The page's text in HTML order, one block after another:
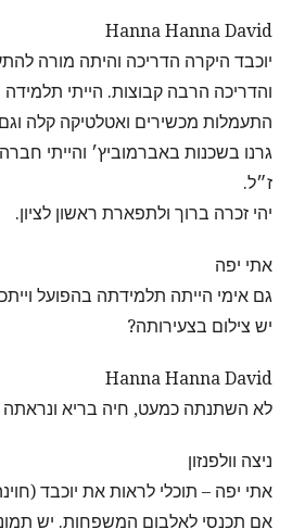
Hanna Hanna David
יוכבד היקרה הדריכה והיתה מורה
והדריכה הרבה קבוצות. הייתי
התעמלות מכשירים ואטלטיקה קלה
גרנו בשכנות באברמוביץ׳ והייתי
ז״ל.
יהי זכרה ברוך ולתפארת ראשון לציון.
אתי יפה
גם אימי הייתה תלמידתה בהפועל
יש צילום בצעירותה?
Hanna Hanna David
לא השתנתה כמעט, חיה בריא ונראתה
ניצה וולפנזון
אתי יפה – תוכלי לראות את יוכבד
אם תכנסי לאלבום המשפחות. יש